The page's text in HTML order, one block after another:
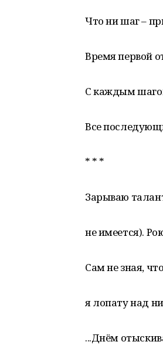
Что ни шаг –
Время первой
С каждым
Все
* * *
Зарываю
не имеется).
Сам не зная,
я лопату над
...Днём